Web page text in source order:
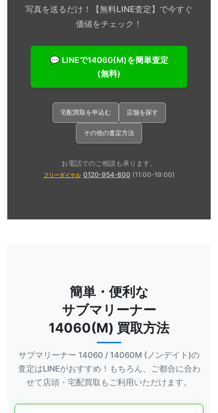
写真を送るだけ！【無料LINE査定】で今すぐ
価値をチェック！
💬 LINEで14060(M)を簡単査定
(無料)
宅配買取を申込む 店舗を探す
その他の査定方法
お電話でのご相談も承ります。
フリーダイヤル 0120-954-800 (11:00-19:00)
簡単・便利な
サブマリーナー
14060(M) 買取方法
サブマリーナー 14060 / 14060M (ノンデイト)の
査定はLINEがおすすめ！もちろん、ご都合に合わ
せて店頭・宅配買取もご利用いただけます。